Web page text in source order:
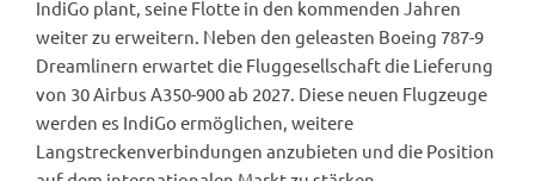
IndiGo plant, seine Flotte in den kommenden Jahren
weiter zu erweitern. Neben den geleasten Boeing 787-9
Dreamlinern erwartet die Fluggesellschaft die Lieferung
von 30 Airbus A350-900 ab 2027. Diese neuen Flugzeuge
werden es IndiGo ermöglichen, weitere
Langstreckenverbindungen anzubieten und die Position